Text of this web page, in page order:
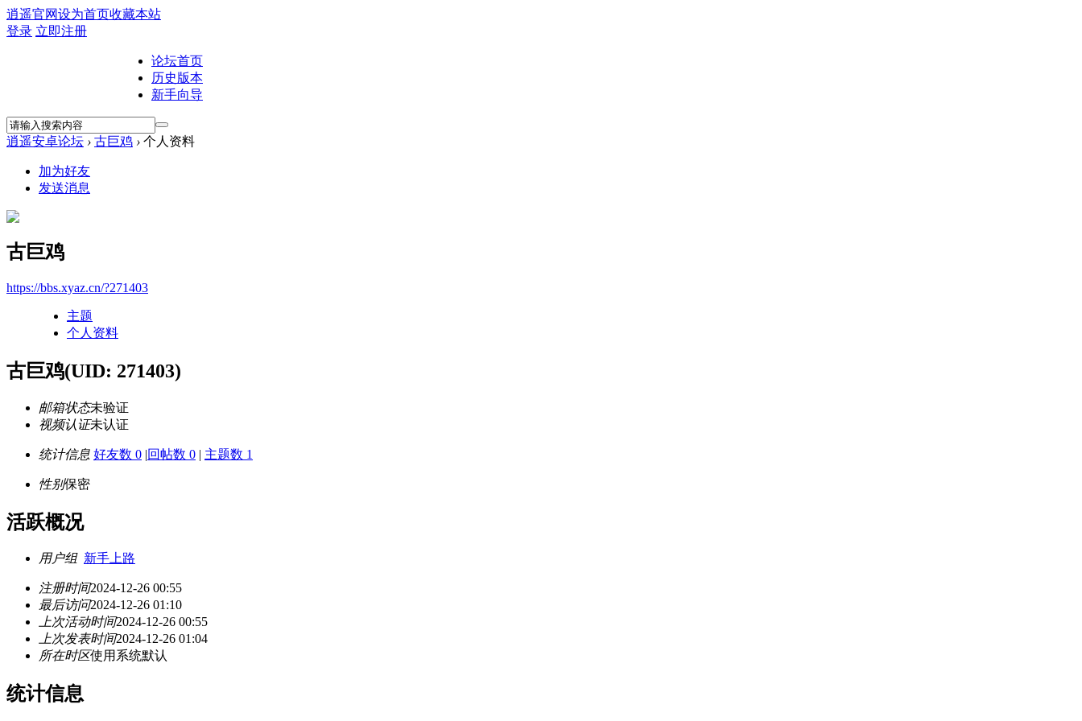
逍遥官网设为首页收藏本站
登录 立即注册
论坛首页
历史版本
新手向导
逍遥安卓论坛 › 古巨鸡 › 个人资料
加为好友
发送消息
古巨鸡
https://bbs.xyaz.cn/?271403
主题
个人资料
古巨鸡(UID: 271403)
邮箱状态未验证
视频认证未认证
统计信息 好友数 0 |回帖数 0 | 主题数 1
性别保密
活跃概况
用户组 新手上路
注册时间2024-12-26 00:55
最后访问2024-12-26 01:10
上次活动时间2024-12-26 00:55
上次发表时间2024-12-26 01:04
所在时区使用系统默认
统计信息